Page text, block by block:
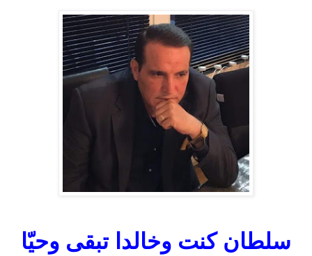
سلطان كنت وخالدا تبقى وحيّا